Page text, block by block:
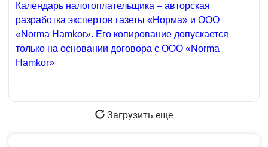
Календарь налогоплательщика – авторская
разработка экспертов газеты «Норма» и ООО
«Norma Hamkor». Его копирование допускается
только на основании договора с ООО «Norma
Hamkor»
Загрузить еще